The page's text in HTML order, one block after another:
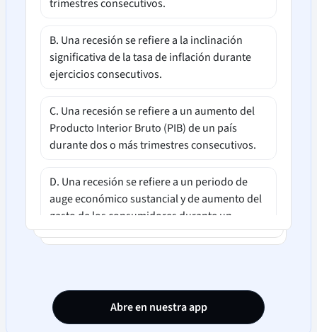
trimestres consecutivos.
B. Una recesión se refiere a la inclinación
significativa de la tasa de inflación durante
ejercicios consecutivos.
C. Una recesión se refiere a un aumento del
Producto Interior Bruto (PIB) de un país
durante dos o más trimestres consecutivos.
D. Una recesión se refiere a un periodo de
auge económico sustancial y de aumento del
gasto de los consumidores durante un
periodo prolongado.
Abre en nuestra app